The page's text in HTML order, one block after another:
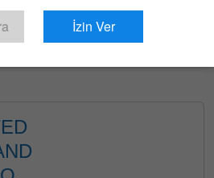
Deneyin
İzin Ver